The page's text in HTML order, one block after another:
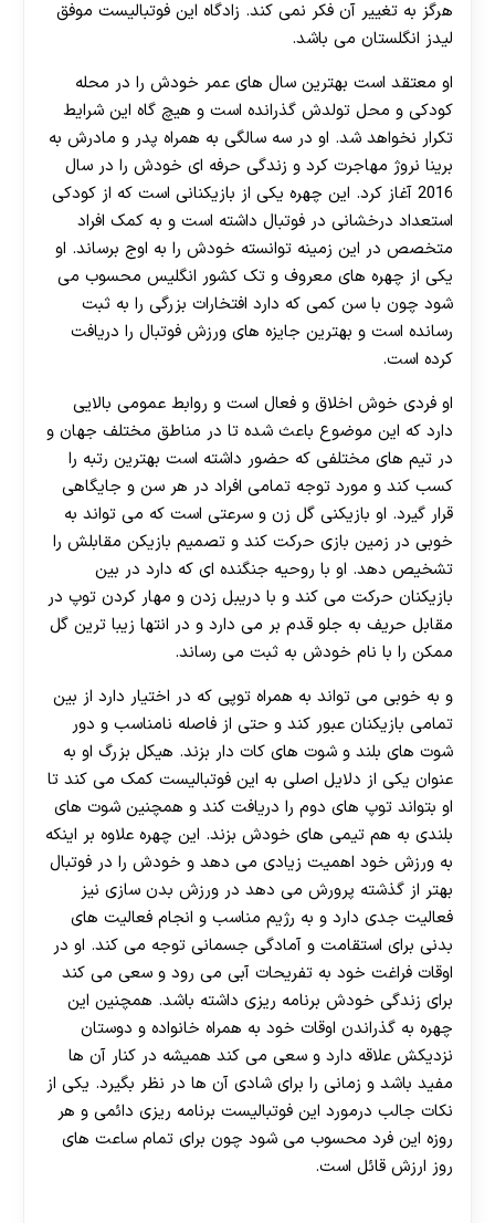
هرگز به تغییر آن فکر نمی کند. زادگاه این فوتبالیست موفق
لیدز انگلستان می باشد.
او معتقد است بهترین سال های عمر خودش را در محله
کودکی و محل تولدش گذرانده است و هیچ گاه این شرایط
تکرار نخواهد شد. او در سه سالگی به همراه پدر و مادرش به
برینا نروژ مهاجرت کرد و زندگی حرفه ای خودش را در سال
2016 آغاز کرد. این چهره یکی از بازیکنانی است که از کودکی
استعداد درخشانی در فوتبال داشته است و به کمک افراد
متخصص در این زمینه توانسته خودش را به اوج برساند. او
یکی از چهره های معروف و تک کشور انگلیس محسوب می
شود چون با سن کمی که دارد افتخارات بزرگی را به ثبت
رسانده است و بهترین جایزه های ورزش فوتبال را دریافت
کرده است.
او فردی خوش اخلاق و فعال است و روابط عمومی بالایی
دارد که این موضوع باعث شده تا در مناطق مختلف جهان و
در تیم های مختلفی که حضور داشته است بهترین رتبه را
کسب کند و مورد توجه تمامی افراد در هر سن و جایگاهی
قرار گیرد. او بازیکنی گل زن و سرعتی است که می تواند به
خوبی در زمین بازی حرکت کند و تصمیم بازیکن مقابلش را
تشخیص دهد. او با روحیه جنگنده ای که دارد در بین
بازیکنان حرکت می کند و با دریبل زدن و مهار کردن توپ در
مقابل حریف به جلو قدم بر می دارد و در انتها زیبا ترین گل
ممکن را با نام خودش به ثبت می رساند.
و به خوبی می تواند به همراه توپی که در اختیار دارد از بین
تمامی بازیکنان عبور کند و حتی از فاصله نامناسب و دور
شوت های بلند و شوت های کات دار بزند. هیکل بزرگ او به
عنوان یکی از دلایل اصلی به این فوتبالیست کمک می کند تا
او بتواند توپ های دوم را دریافت کند و همچنین شوت های
بلندی به هم تیمی های خودش بزند. این چهره علاوه بر اینکه
به ورزش خود اهمیت زیادی می دهد و خودش را در فوتبال
بهتر از گذشته پرورش می دهد در ورزش بدن سازی نیز
فعالیت جدی دارد و به رژیم مناسب و انجام فعالیت های
بدنی برای استقامت و آمادگی جسمانی توجه می کند. او در
اوقات فراغت خود به تفریحات آبی می رود و سعی می کند
برای زندگی خودش برنامه ریزی داشته باشد. همچنین این
چهره به گذراندن اوقات خود به همراه خانواده و دوستان
نزدیکش علاقه دارد و سعی می کند همیشه در کنار آن ها
مفید باشد و زمانی را برای شادی آن ها در نظر بگیرد. یکی از
نکات جالب درمورد این فوتبالیست برنامه ریزی دائمی و هر
روزه این فرد محسوب می شود چون برای تمام ساعت های
روز ارزش قائل است.